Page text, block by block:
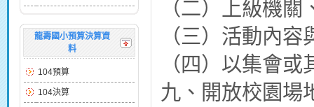
龍壽國小預算決算資
料
104預算
104決算
（二）上級機
（三）活動內
（四）以集會
九、開放校園場